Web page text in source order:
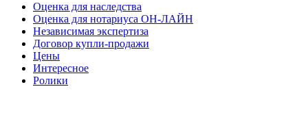
Оценка для наследства
Оценка для нотариуса ОН-ЛАЙН
Независимая экспертиза
Договор купли-продажи
Цены
Интересное
Ролики